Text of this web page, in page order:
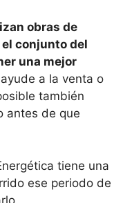
obras de
conjunto del
una mejor
a la venta o
también
antes de que
tiene una
ese periodo de